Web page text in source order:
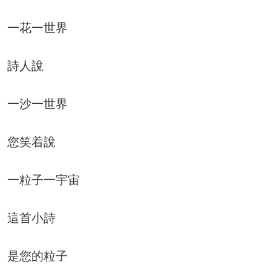
一花一世界
詩人說
一沙一世界
您笑着說
一粒子一宇宙
這首小詩
是您的粒子